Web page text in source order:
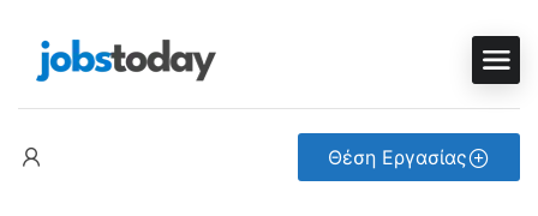
Θέση Εργασίας